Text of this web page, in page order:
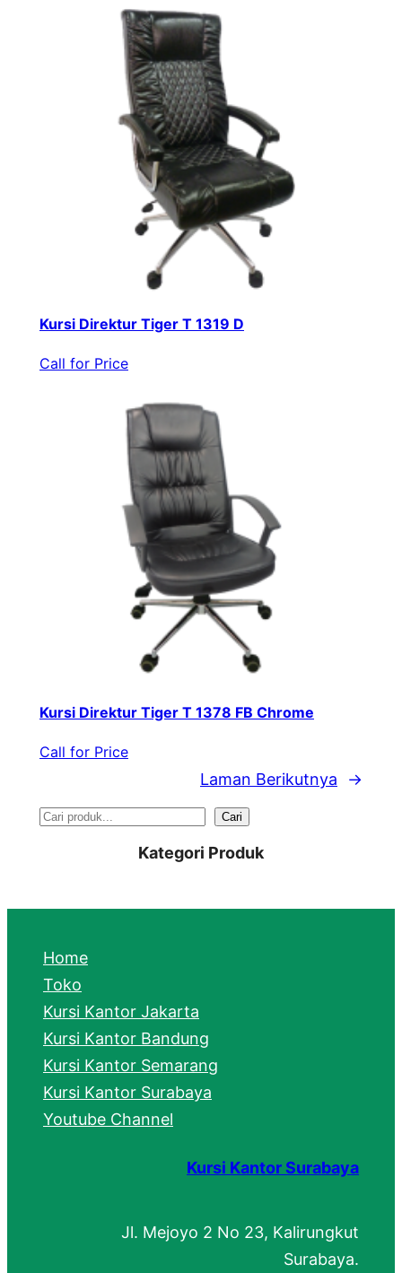
Kursi Direktur Tiger T 1319 D
Call for Price
Kursi Direktur Tiger T 1378 FB Chrome
Call for Price
Laman Berikutnya →
S
r
h
Cari
Kategori Produk
Home
Toko
Kursi Kantor Jakarta
Kursi Kantor Bandung
Kursi Kantor Semarang
Kursi Kantor Surabaya
Youtube Channel
Kursi Kantor Surabaya
Jl. Mejoyo 2 No 23, Kalirungkut
Surabaya.